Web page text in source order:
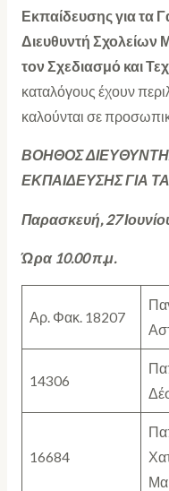
Εκπαίδευσης για τα
Διευθυντή Σχολείων
τον Σχεδιασμό και
καταλόγους έχουν
καλούνται σε
ΒΟΗΘΟΣ
ΕΚΠΑΙΔΕΥΣΗΣ ΓΙΑ
Παρασκευή, 27
Ώρα 10.00 π.μ.
Αρ. Φακ. 18207
14306
16684